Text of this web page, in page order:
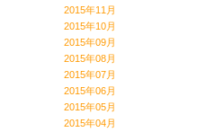
2015年11月
2015年10月
2015年09月
2015年08月
2015年07月
2015年06月
2015年05月
2015年04月